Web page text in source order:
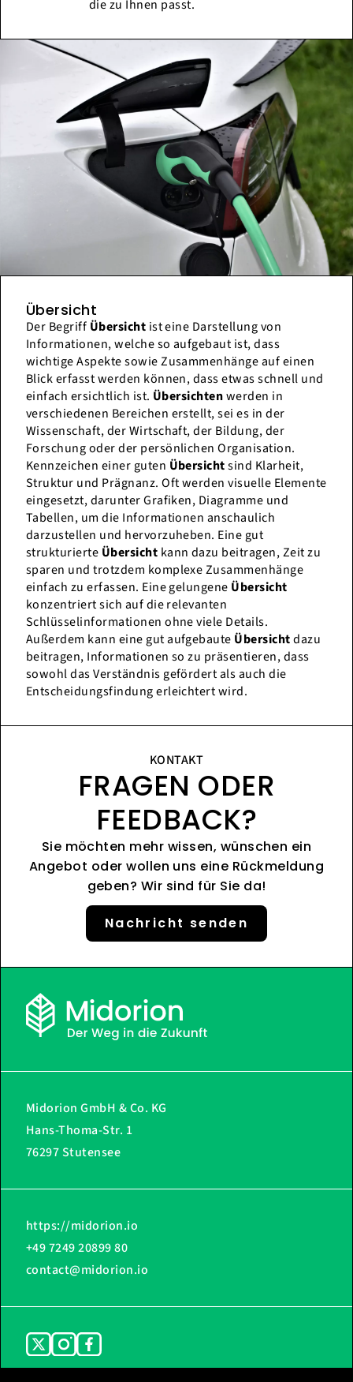
die zu Ihnen passt.
Übersicht
Der Begriff Übersicht ist eine Darstellung von
Informationen, welche so aufgebaut ist, dass
wichtige Aspekte sowie Zusammenhänge auf einen
Blick erfasst werden können, dass etwas schnell und
einfach ersichtlich ist. Übersichtenwerden in
verschiedenen Bereichen erstellt, sei es in der
Wissenschaft, der Wirtschaft, der Bildung, der
Forschung oder der persönlichen Organisation.
Kennzeichen einer guten Übersichtsind Klarheit,
Struktur und Prägnanz. Oft werden visuelle Elemente
eingesetzt, darunter Grafiken, Diagramme und
Tabellen, um die Informationen anschaulich
darzustellen und hervorzuheben. Eine gut
strukturierte Übersicht kann dazu beitragen, Zeit zu
sparen und trotzdem komplexe Zusammenhänge
einfach zu erfassen. Eine gelungene Übersicht
konzentriert sich auf die relevanten
Schlüsselinformationen ohne viele Details.
Außerdem kann eine gut aufgebaute Übersichtdazu
beitragen, Informationen so zu präsentieren, dass
sowohl das Verständnis gefördert als auch die
Entscheidungsfindung erleichtert wird.
KONTAKT
FRAGEN ODER
FEEDBACK?
Sie möchten mehr wissen, wünschen ein
Angebot oder wollen uns eine Rückmeldung
geben? Wir sind für Sie da!
Nachricht senden
Midorion GmbH & Co. KG
Hans-Thoma-Str. 1
76297 Stutensee
https://midorion.io
+49 7249 20899 80
contact@midorion.io